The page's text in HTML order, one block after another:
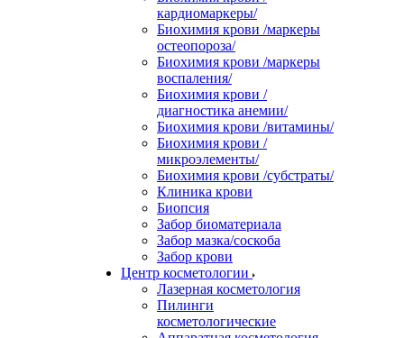
кардиомаркеры/
Биохимия крови /маркеры
остеопороза/
Биохимия крови /маркеры
воспаления/
Биохимия крови /
диагностика анемии/
Биохимия крови /витамины/
Биохимия крови /
микроэлементы/
Биохимия крови /субстраты/
Клиника крови
Биопсия
Забор биоматериала
Забор мазка/соскоба
Забор крови
Центр косметологии
Лазерная косметология
Пилинги
косметологические